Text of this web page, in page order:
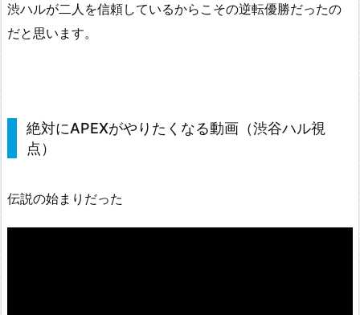
渋ハルが二人を信頼しているからこその逆転優勝だったの
だと思います。
絶対にAPEXがやりたくなる動画（渋谷ハル視
点）
伝説の始まりだった